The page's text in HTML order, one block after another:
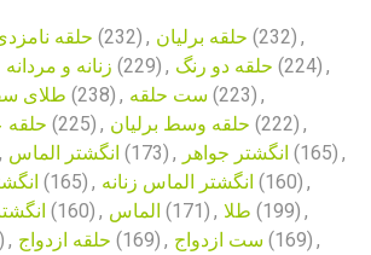
حلقه (232) , حلقه برلیان (232) ,
زنانه و مردانه (229) , حلقه دو رنگ (224) ,
طلای (238) , ست حلقه (223) ,
حلقه (225) , حلقه وسط برلیان (222) ,
, انگشتر الماس (173) , انگشتر جواهر (165) ,
(165) , انگشتر الماس زنانه (160) ,
(160) , الماس (171) , طلا (199) ,
, حلقه ازدواج (169) , ست ازدواج (169) ,